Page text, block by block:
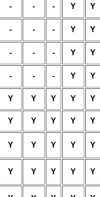
- - - Y Y
- - - Y Y
- - - Y Y
- - - Y Y
Y Y Y Y Y
Y Y Y Y Y
Y Y Y Y Y
Y Y Y Y Y